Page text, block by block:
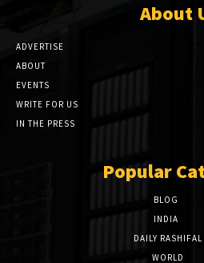
About
ADVERTISE
ABOUT
EVENTS
WRITE FOR US
IN THE PRESS
Popular
BLOG
INDIA
DAILY RASHIFAL
WORLD